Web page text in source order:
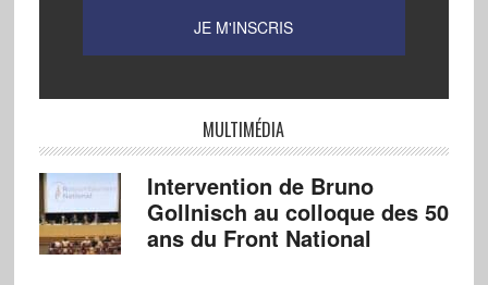
MULTIMÉDIA
Intervention de Bruno
Gollnisch au colloque des 50
ans du Front National